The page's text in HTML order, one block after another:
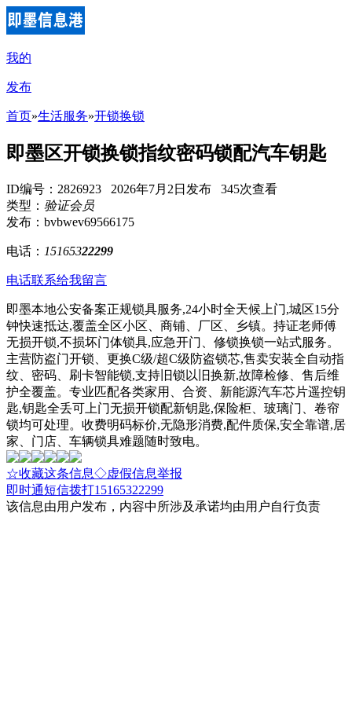
我的
发布
首页»生活服务»开锁换锁
即墨区开锁换锁指纹密码锁配汽车钥匙
ID编号：2826923 2026年7月2日发布 345次查看
类型： 验证会员
发布：bvbwev69566175
电话： 15165322299
电话联系给我留言
即墨本地公安备案正规锁具服务,24小时全天候上门,城区15分
钟快速抵达,覆盖全区小区、商铺、厂区、乡镇。持证老师傅
无损开锁,不损坏门体锁具,应急开门、修锁换锁一站式服务。
主营防盗门开锁、更换C级/超C级防盗锁芯,售卖安装全自动指
纹、密码、刷卡智能锁,支持旧锁以旧换新,故障检修、售后维
护全覆盖。专业匹配各类家用、合资、新能源汽车芯片遥控钥
匙,钥匙全丢可上门无损开锁配新钥匙,保险柜、玻璃门、卷帘
锁均可处理。收费明码标价,无隐形消费,配件质保,安全靠谱,居
家、门店、车辆锁具难题随时致电。
☆收藏这条信息◇虚假信息举报
即时通短信拨打15165322299
该信息由用户发布，内容中所涉及承诺均由用户自行负责